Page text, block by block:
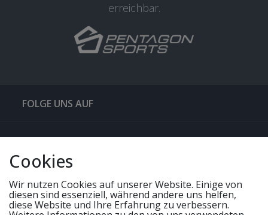
erreichbar.
FOLGE UNS AUF
QUICKLINKS & TIPPS
Cookies
Wir nutzen Cookies auf unserer Website. Einige von
diesen sind essenziell, während andere uns helfen,
diese Website und Ihre Erfahrung zu verbessern.